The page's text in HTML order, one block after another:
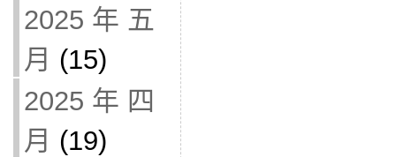
2025 年 五
月 (15)
2025 年 四
月 (19)